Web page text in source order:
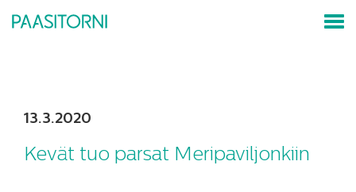
13.3.2020
Kevät tuo parsat Meripaviljonkiin